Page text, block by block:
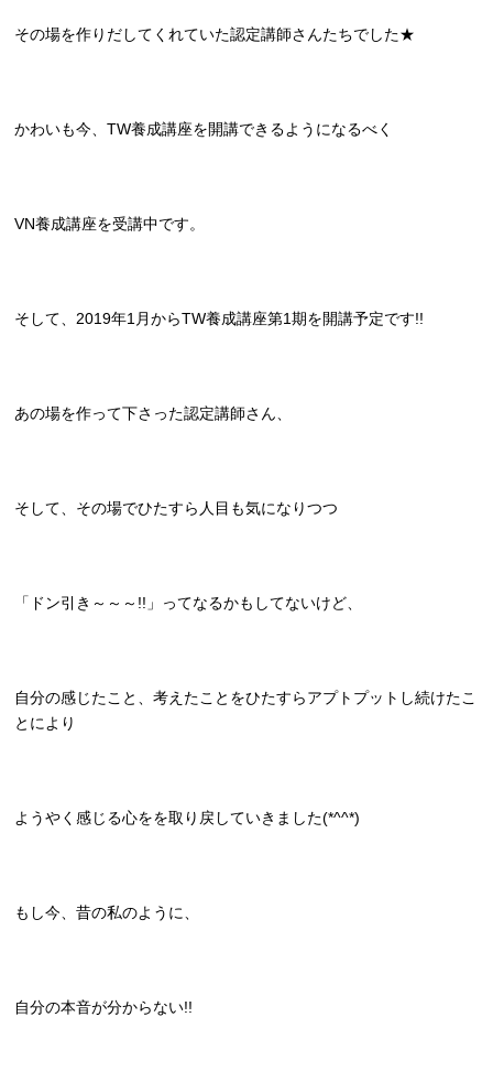
その場を作りだしてくれていた認定講師さんたちでした★
かわいも今、TW養成講座を開講できるようになるべく
VN養成講座を受講中です。
そして、2019年1月からTW養成講座第1期を開講予定です!!
あの場を作って下さった認定講師さん、
そして、その場でひたすら人目も気になりつつ
「ドン引き～～～!!」ってなるかもしてないけど、
自分の感じたこと、考えたことをひたすらアプトプットし続けたこ
とにより
ようやく感じる心をを取り戻していきました(*^^*)
もし今、昔の私のように、
自分の本音が分からない!!